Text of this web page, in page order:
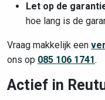
Let op de
hoe lang is de
Vraag makkelijk een
ons op 085 106 1741.
Actief in